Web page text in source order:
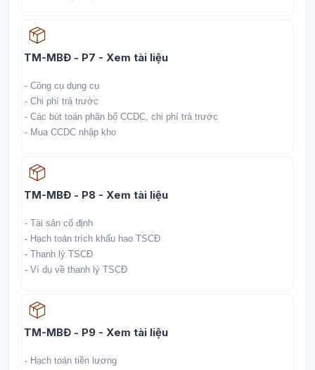
TM-MBĐ - P7 - Xem tài liệuHọc liệu
- Công cụ dụng cụ
- Chi phí trả trước
- Các bút toán phân bổ CCDC, chi phí trả trước
- Mua CCDC nhập kho
TM-MBĐ - P8 - Xem tài liệuHọc liệu
- Tài sản cố định
- Hạch toán trích khấu hao TSCĐ
- Thanh lý TSCĐ
- Ví dụ về thanh lý TSCĐ
TM-MBĐ - P9 - Xem tài liệuHọc liệu
- Hạch toán tiền lương